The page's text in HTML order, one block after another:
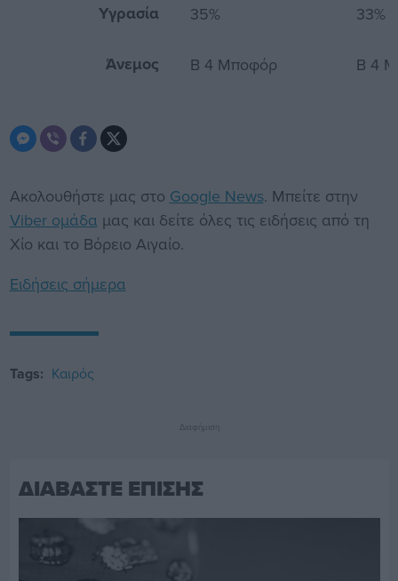
Υγρασία
Άνεμος
35%
Β 4 Μποφόρ
33%
Β 4
Ακολουθήστε μας στο Google News. Μπείτε στην
Viber ομάδα μας και δείτε όλες τις ειδήσεις από τη
Χίο και το Βόρειο Αιγαίο.
Ειδήσεις σήμερα
Tags: Καιρός
Διαφήμιση
ΔΙΑΒΑΣΤΕ ΕΠΙΣΗΣ